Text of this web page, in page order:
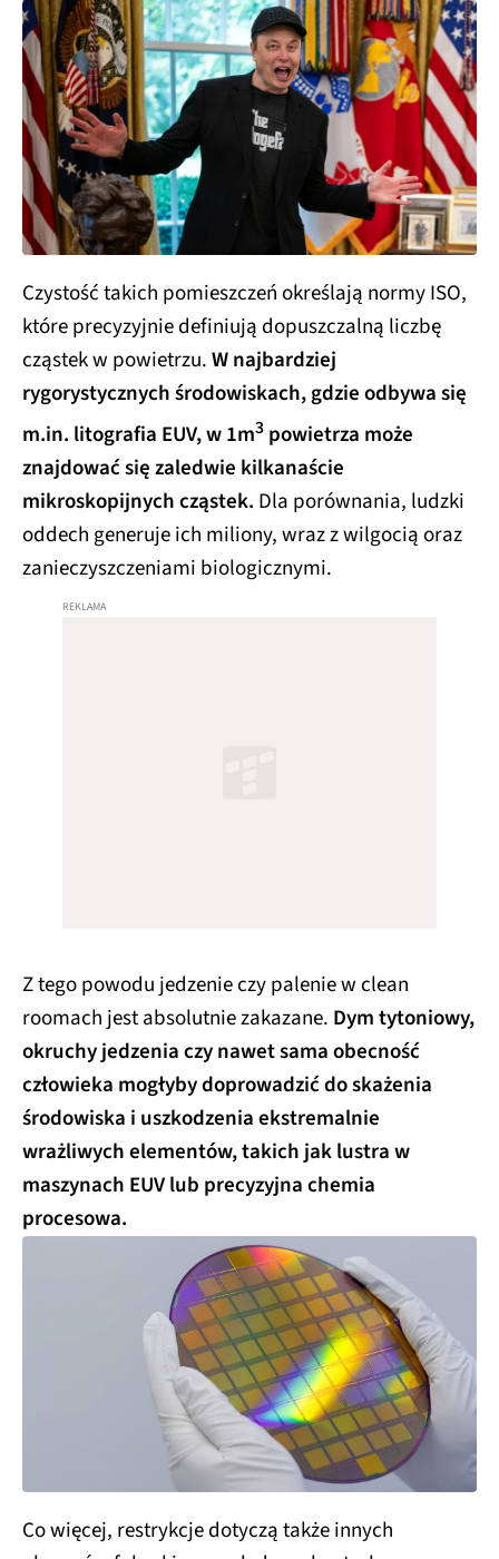
Czystość takich pomieszczeń określają normy ISO,
które precyzyjnie definiują dopuszczalną liczbę
cząstek w powietrzu. W najbardziej
rygorystycznych środowiskach, gdzie odbywa się
m.in. litografia EUV, w 1m3 powietrza może
znajdować się zaledwie kilkanaście
mikroskopijnych cząstek. Dla porównania, ludzki
oddech generuje ich miliony, wraz z wilgocią oraz
zanieczyszczeniami biologicznymi.
Z tego powodu jedzenie czy palenie w clean
roomach jest absolutnie zakazane. Dym tytoniowy,
okruchy jedzenia czy nawet sama obecność
człowieka mogłyby doprowadzić do skażenia
środowiska i uszkodzenia ekstremalnie
wrażliwych elementów, takich jak lustra w
maszynach EUV lub precyzyjna chemia
procesowa.
Co więcej, restrykcje dotyczą także innych